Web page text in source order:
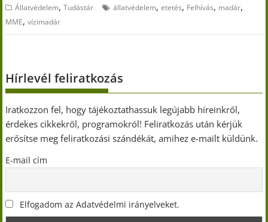
Állatvédelem,Tudástár állatvédelem,etetés, Felhívás, madár,
MME,vízimadár
Hírlevél feliratkozás
Iratkozzon fel, hogy tájékoztathassuk legújabb híreinkről,
érdekes cikkekről, programokról! Feliratkozás után kérjük
erősítse meg feliratkozási szándékát, amihez e-mailt küldünk.
E-mail cím
Elfogadom az Adatvédelmi irányelveket.